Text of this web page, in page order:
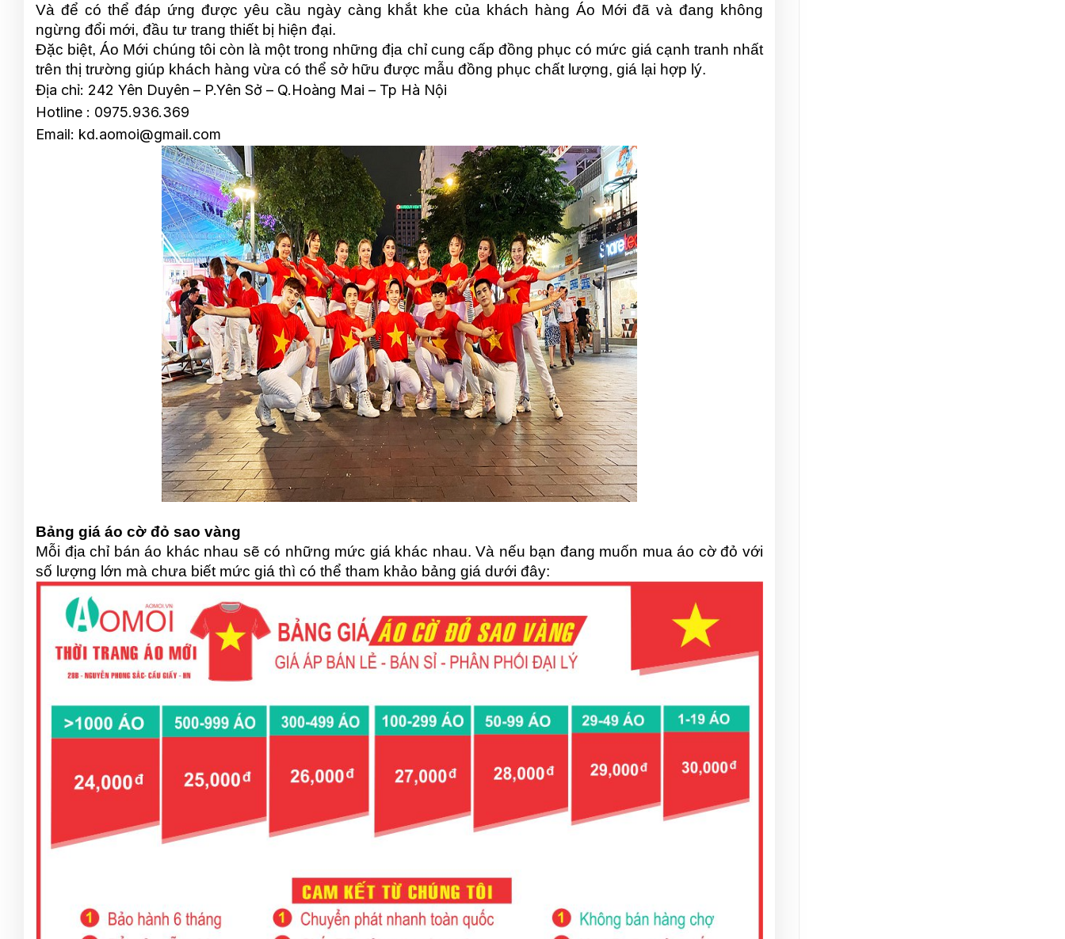
Và để có thể đáp ứng được yêu cầu ngày càng khắt khe của khách hàng Áo Mới đã và đang không
ngừng đổi mới, đầu tư trang thiết bị hiện đại.
Đặc biệt, Áo Mới chúng tôi còn là một trong những địa chỉ cung cấp đồng phục có mức giá cạnh tranh nhất
trên thị trường giúp khách hàng vừa có thể sở hữu được mẫu đồng phục chất lượng, giá lại hợp lý.
Địa chỉ: 242 Yên Duyên – P.Yên Sở – Q.Hoàng Mai – Tp Hà Nội
Hotline : 0975.936.369
Email: kd.aomoi@gmail.com
Bảng giá áo cờ đỏ sao vàng
Mỗi địa chỉ bán áo khác nhau sẽ có những mức giá khác nhau. Và nếu bạn đang muốn mua áo cờ đỏ với
số lượng lớn mà chưa biết mức giá thì có thể tham khảo bảng giá dưới đây: